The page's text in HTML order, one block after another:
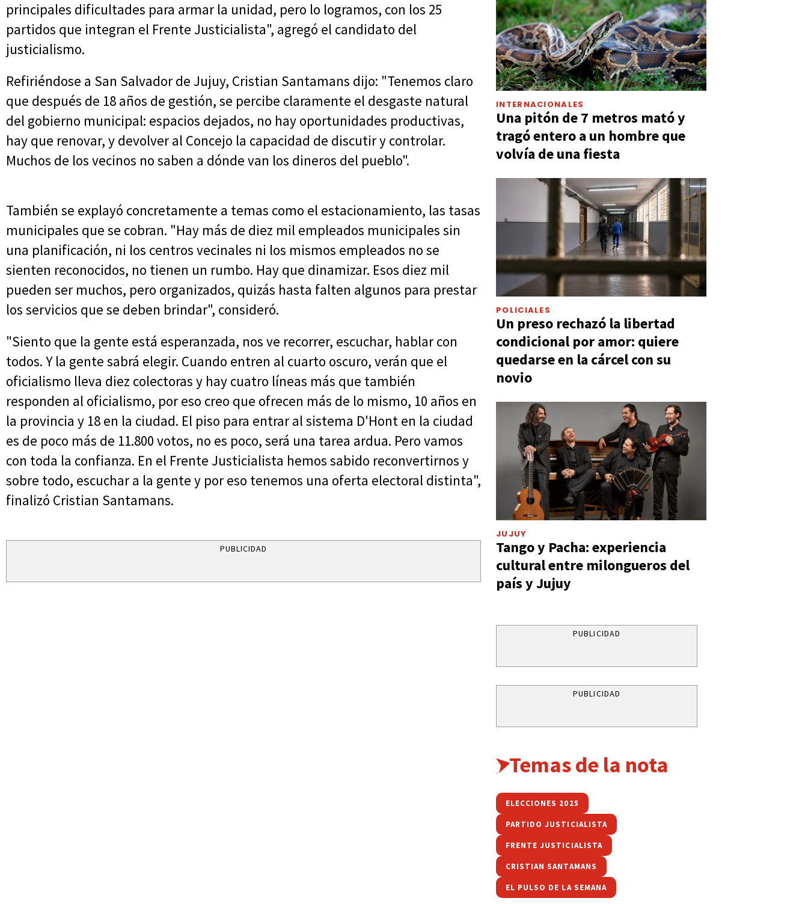
principales dificultades para armar la unidad, pero lo logramos, con los 25
partidos que integran el Frente Justicialista", agregó el candidato del
justicialismo.
Refiriéndose a San Salvador de Jujuy, Cristian Santamans dijo: "Tenemos claro
que después de 18 años de gestión, se percibe claramente el desgaste natural
del gobierno municipal: espacios dejados, no hay oportunidades productivas,
hay que renovar, y devolver al Concejo la capacidad de discutir y controlar.
Muchos de los vecinos no saben a dónde van los dineros del pueblo".
También se explayó concretamente a temas como el estacionamiento, las tasas
municipales que se cobran. "Hay más de diez mil empleados municipales sin
una planificación, ni los centros vecinales ni los mismos empleados no se
sienten reconocidos, no tienen un rumbo. Hay que dinamizar. Esos diez mil
pueden ser muchos, pero organizados, quizás hasta falten algunos para prestar
los servicios que se deben brindar", consideró.
"Siento que la gente está esperanzada, nos ve recorrer, escuchar, hablar con
todos. Y la gente sabrá elegir. Cuando entren al cuarto oscuro, verán que el
oficialismo lleva diez colectoras y hay cuatro líneas más que también
responden al oficialismo, por eso creo que ofrecen más de lo mismo, 10 años en
la provincia y 18 en la ciudad. El piso para entrar al sistema D'Hont en la ciudad
es de poco más de 11.800 votos, no es poco, será una tarea ardua. Pero vamos
con toda la confianza. En el Frente Justicialista hemos sabido reconvertirnos y
sobre todo, escuchar a la gente y por eso tenemos una oferta electoral distinta",
finalizó Cristian Santamans.
PUBLICIDAD
INTERNACIONALES
Una pitón de 7 metros mató y
tragó entero a un hombre que
volvía de una fiesta
POLICIALES
Un preso rechazó la libertad
condicional por amor: quiere
quedarse en la cárcel con su
novio
JUJUY
Tango y Pacha: experiencia
cultural entre milongueros del
país y Jujuy
PUBLICIDAD
PUBLICIDAD
Temas de la nota
ELECCIONES 2025
PARTIDO JUSTICIALISTA
FRENTE JUSTICIALISTA
CRISTIAN SANTAMANS
EL PULSO DE LA SEMANA